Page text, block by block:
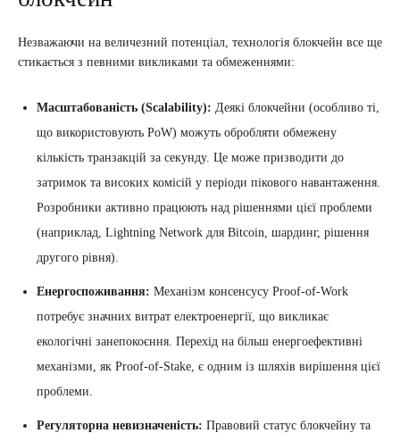
Незважаючи на величезний потенціал, технологія блокчейн все ще
стикається з певними викликами та обмеженнями:
Масштабованість (Scalability): Деякі блокчейни (особливо ті,
що використовують PoW) можуть обробляти обмежену
кількість транзакцій за секунду. Це може призводити до
затримок та високих комісій у періоди пікового навантаження.
Розробники активно працюють над рішеннями цієї проблеми
(наприклад, Lightning Network для Bitcoin, шардинг, рішення
другого рівня).
Енергоспоживання: Механізм консенсусу Proof-of-Work
потребує значних витрат електроенергії, що викликає
екологічні занепокоєння. Перехід на більш енергоефективні
механізми, як Proof-of-Stake, є одним із шляхів вирішення цієї
проблеми.
Регуляторна невизначеність: Правовий статус блокчейну та